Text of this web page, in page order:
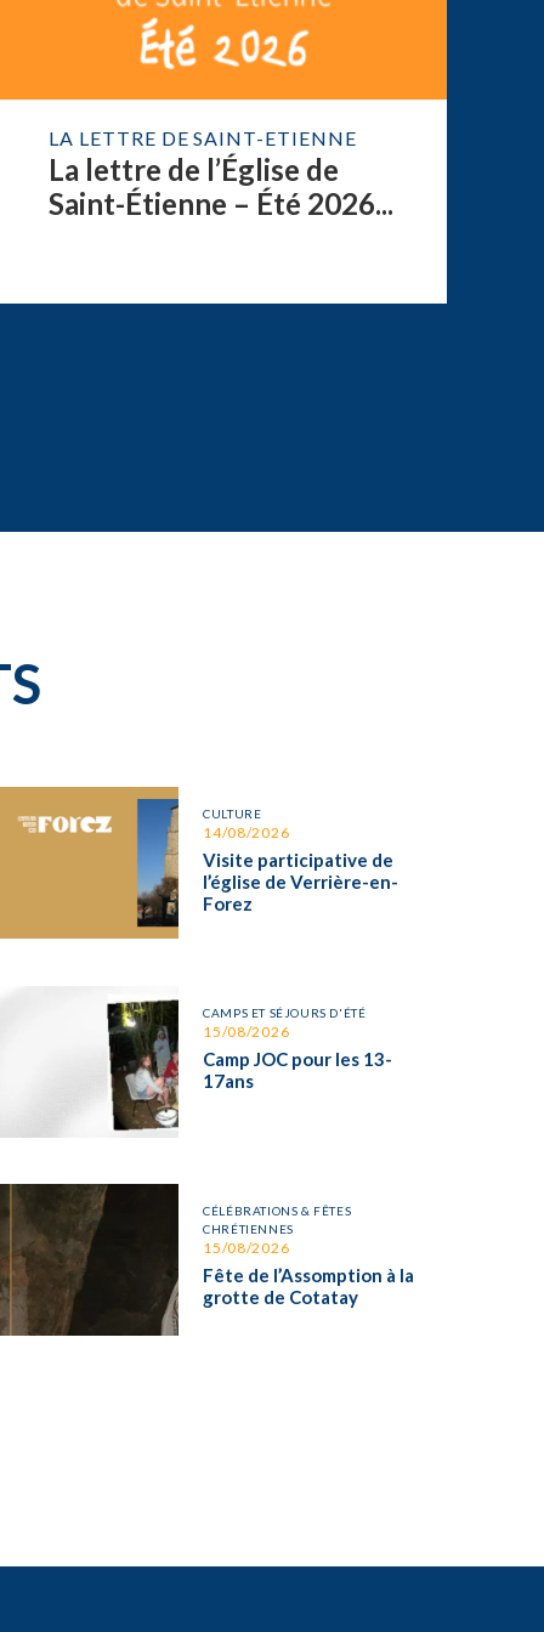
LA LETTRE DE SAINT-ETIENNE
La lettre de l’Église de
Saint-Étienne – Été 2026...
CULTURE
14/08/2026
Visite participative de
l’église de Verrière-en-
Forez
CAMPS ET SÉJOURS D'ÉTÉ
15/08/2026
Camp JOC pour les 13-
17ans
CÉLÉBRATIONS & FÊTES
CHRÉTIENNES
15/08/2026
Fête de l’Assomption à la
grotte de Cotatay